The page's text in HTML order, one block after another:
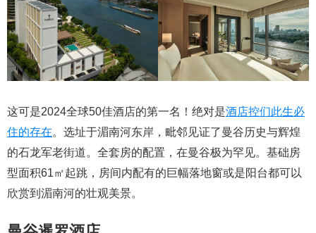
这可是2024全球50佳酒店的第一名！绝对是酒店控们此生必
住的存在。选址于湄南河东岸，毗邻见证了曼谷历史与辉煌
的石龙军老街道。全套房的配置，在曼谷极为罕见。基础房
型面积61㎡起跳，房间内配有的巨幅落地窗或是阳台都可以
欣赏到湄南河的壮观美景。